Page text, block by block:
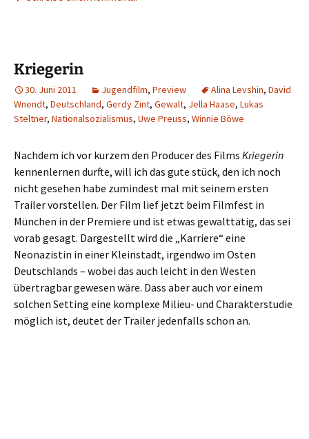
Kriegerin
30. Juni 2011 Jugendfilm, Preview Alina Levshin, David
Wnendt, Deutschland, Gerdy Zint, Gewalt, Jella Haase, Lukas
Steltner, Nationalsozialismus, Uwe Preuss, Winnie Böwe
Nachdem ich vor kurzem den Producer des Films Kriegerin
kennenlernen durfte, will ich das gute stück, den ich noch
nicht gesehen habe zumindest mal mit seinem ersten
Trailer vorstellen. Der Film lief jetzt beim Filmfest in
München in der Premiere und ist etwas gewalttätig, das sei
vorab gesagt. Dargestellt wird die „Karriere“ eine
Neonazistin in einer Kleinstadt, irgendwo im Osten
Deutschlands – wobei das auch leicht in den Westen
übertragbar gewesen wäre. Dass aber auch vor einem
solchen Setting eine komplexe Milieu- und Charakterstudie
möglich ist, deutet der Trailer jedenfalls schon an.